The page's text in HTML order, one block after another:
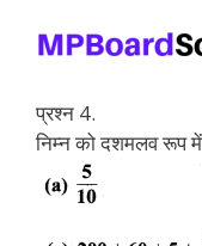
प्रश्न 4.
निम्न को दशमलव रूप